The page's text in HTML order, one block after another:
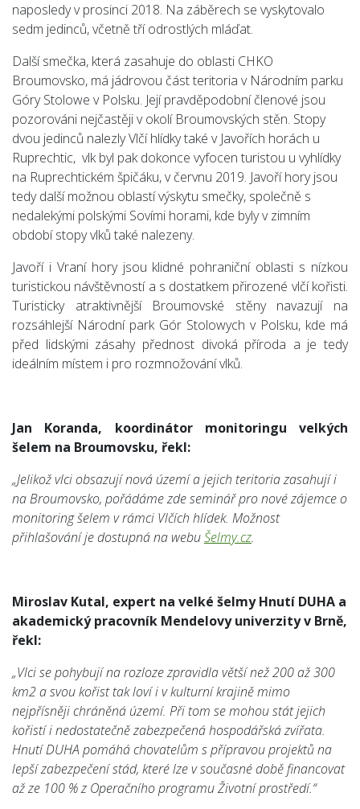
naposledy v prosinci 2018. Na záběrech se vyskytovalo
sedm jedinců, včetně tří odrostlých mláďat.
Další smečka, která zasahuje do oblasti CHKO
Broumovsko, má jádrovou část teritoria v Národním parku
Góry Stolowe v Polsku. Její pravděpodobní členové jsou
pozorováni nejčastěji v okolí Broumovských stěn. Stopy
dvou jedinců nalezly Vlčí hlídky také v Javořích horách u
Ruprechtic, vlk byl pak dokonce vyfocen turistou u vyhlídky
na Ruprechtickém špičáku, v červnu 2019. Javoří hory jsou
tedy další možnou oblastí výskytu smečky, společně s
nedalekými polskými Sovími horami, kde byly v zimním
období stopy vlků také nalezeny.
Javoří i Vraní hory jsou klidné pohraniční oblasti s nízkou
turistickou návštěvností a s dostatkem přirozené vlčí kořisti.
Turisticky atraktivnější Broumovské stěny navazují na
rozsáhlejší Národní park Gór Stolowych v Polsku, kde má
před lidskými zásahy přednost divoká příroda a je tedy
ideálním místem i pro rozmnožování vlků.
Jan Koranda, koordinátor monitoringu velkých
šelem na Broumovsku, řekl:
„Jelikož vlci obsazují nová území a jejich teritoria zasahují i
na Broumovsko, pořádáme zde seminář pro nové zájemce o
monitoring šelem v rámci Vlčích hlídek. Možnost
přihlašování je dostupná na webuŠelmy.cz.
Miroslav Kutal, expert na velké šelmy Hnutí DUHA a
akademický pracovník Mendelovy univerzity v Brně,
řekl:
„Vlci se pohybují na rozloze zpravidla větší než 200 až 300
km2 a svou kořist tak loví i v kulturní krajině mimo
nejpřísněji chráněná území. Při tom se mohou stát jejich
kořistí i nedostatečně zabezpečená hospodářská zvířata.
Hnutí DUHA pomáhá chovatelům s přípravou projektů na
lepší zabezpečení stád, které lze v současné době financovat
až ze 100 % z Operačního programu Životní prostředí.“